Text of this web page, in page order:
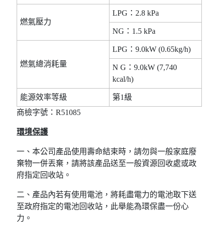
燃氣壓力
LPG：2.8 kPa
NG：1.5 kPa
燃氣總消耗量
LPG：9.0kW (0.65kg/h)
N G：9.0kW (7,740
kcal/h)
能源效率等級
第1級
商檢字號：R51085
環境保護
一、本公司產品使用壽命結束時，請勿與一般家庭廢
棄物一併丟棄，請將該產品送至一般資源回收處或政
府指定回收站。
二、產品內若有使用電池，將耗盡電力的電池取下送
至政府指定的電池回收站，此舉能為環保盡一份心
力。